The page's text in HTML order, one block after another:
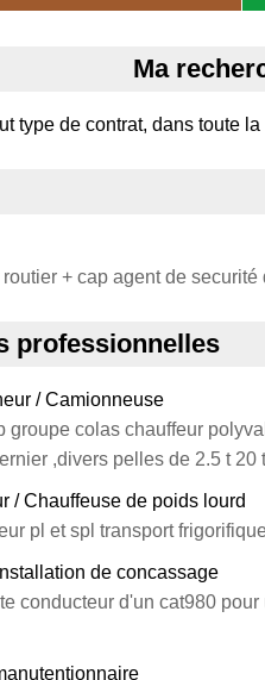
Ma
type de contrat, dans toute
+ cap agent de securité
professionnelles
/ Camionneuse
groupe colas chauffeur
,divers pelles de 2.5 t 20
/ Chauffeuse de poids lourd
pl et spl transport
de concassage
conducteur d'un cat980